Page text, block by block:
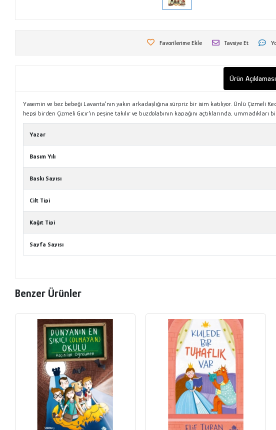
Favorilerime Ekle Tavsiye Et
Ürün Açıklaması
Yasemin ve bez bebeği Lavanta'nın yakın arkadaşlığına sürpriz bir isim katılıyor. Ünlü Çizmeli
hepsi birden Çizmeli Gıcır'ın peşine takılır ve buzdolabının kapağını açtıklarında,
Yazar
Basım Yılı
Baskı Sayısı
Cilt Tipi
Kağıt Tipi
Sayfa Sayısı
Benzer Ürünler